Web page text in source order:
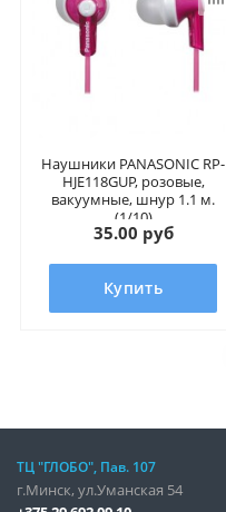
Наушники PANASONIC RP-
HJE118GUP, розовые,
вакуумные, шнур 1.1 м.
(1/10)
35.00 руб
Купить
ТЦ "ГЛОБО", Пав. 107
г.Минск, ул.Уманская 54